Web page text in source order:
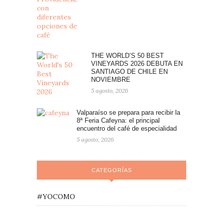
THE WORLD’S 50 BEST
VINEYARDS 2026 DEBUTA EN
SANTIAGO DE CHILE EN
NOVIEMBRE
5 agosto, 2026
Valparaíso se prepara para recibir la
8ª Feria Cafeyna: el principal
encuentro del café de especialidad
5 agosto, 2026
CATEGORÍAS
#YOCOMO